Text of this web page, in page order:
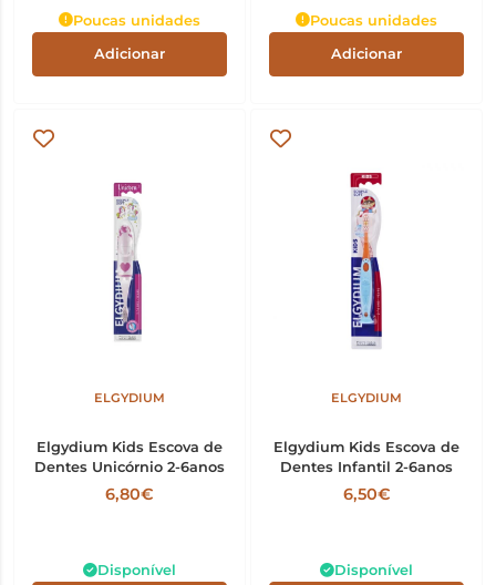
Poucas unidades
Adicionar
Poucas unidades
Adicionar
ELGYDIUM
Elgydium Kids Escova de
Dentes Unicórnio 2-6anos
6,80€
Disponível
ELGYDIUM
Elgydium Kids Escova de
Dentes Infantil 2-6anos
6,50€
Disponível